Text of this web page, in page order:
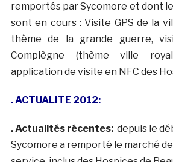
remportés par Sycomore et dont
sont en cours : Visite GPS de la
thème de la grande guerre,
Compiègne (thème ville
application de visite en NFC des
. ACTUALITE 2012:
. Actualités récentes:depuis le
Sycomore a remporté le marché